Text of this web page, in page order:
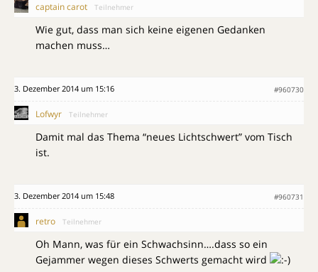
captain carot Teilnehmer
Wie gut, dass man sich keine eigenen Gedanken
machen muss…
3. Dezember 2014 um 15:16 #960730
Lofwyr Teilnehmer
Damit mal das Thema “neues Lichtschwert” vom Tisch
ist.
3. Dezember 2014 um 15:48 #960731
retro Teilnehmer
Oh Mann, was für ein Schwachsinn….dass so ein
Gejammer wegen dieses Schwerts gemacht wird